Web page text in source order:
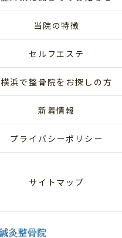
当院の特徴
セルフエステ
横浜で整骨院をお探しの方
新着情報
プライバシーポリシー
サイトマップ